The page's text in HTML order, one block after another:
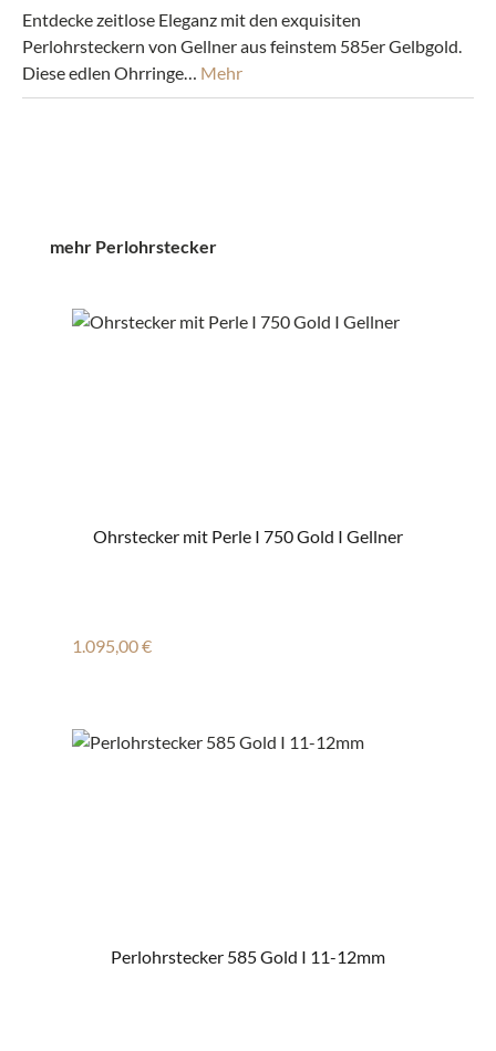
Entdecke zeitlose Eleganz mit den exquisiten
Perlohrsteckern von Gellner aus feinstem 585er Gelbgold.
Diese edlen Ohrringe… Mehr
Produktgalerie überspringen
mehr Perlohrstecker
Ohrstecker mit Perle I 750 Gold I Gellner
Regulärer Preis:
1.095,00 €
Perlohrstecker 585 Gold I 11-12mm